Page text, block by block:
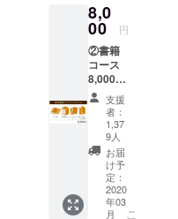
8,0
00 円
②書籍
コース
8,000
円
（税
込・送
料込・
数量限
定無
し） ・
書籍全3
巻 ・描
支援
者：
1,37
9人
お届
け予
定：
2020
年03
月
こ